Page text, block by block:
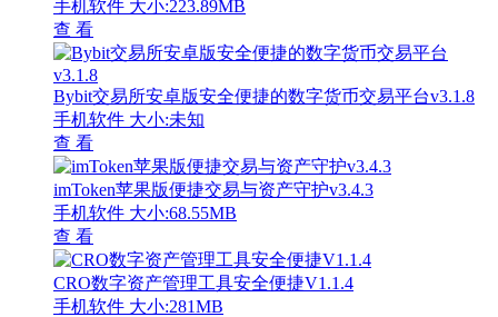
手机软件 大小:223.89MB
查 看
Bybit交易所安卓版安全便捷的数字货币交易平台v3.1.8
手机软件 大小:未知
查 看
imToken苹果版便捷交易与资产守护v3.4.3
手机软件 大小:68.55MB
查 看
CRO数字资产管理工具安全便捷V1.1.4
手机软件 大小:281MB